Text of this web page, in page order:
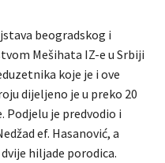
beogradskog i
Mešihata IZ-e u Srbiji
koje je i ove
dijeljeno je u preko 20
Podjelu je predvodio i
ef. Hasanović, a
hiljade porodica.